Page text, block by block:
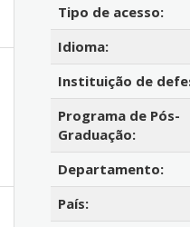
Tipo de acesso:
Idioma:
Instituição de
Programa de Pós-
Graduação:
Departamento:
País: